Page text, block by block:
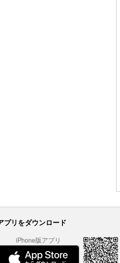
プリをダウンロード
iPhone版アプリ